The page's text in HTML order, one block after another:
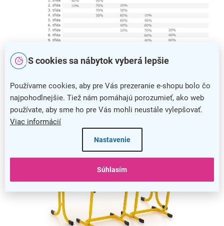
S cookies sa nábytok vyberá lepšie
Používame cookies, aby pre Vás prezeranie e-shopu bolo čo
najpohodlnejšie. Tiež nám pomáhajú porozumieť, ako web
používate, aby sme ho pre Vás mohli neustále vylepšovať.
Viac informácií
Nastavenie
Súhlasím
Veľkostná tabuľka školského nábytku s percentuálnym využitím v